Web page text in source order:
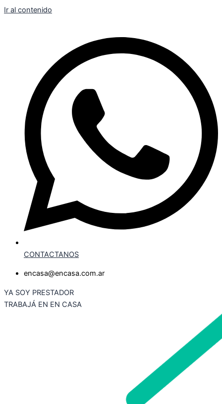
Ir al contenido
CONTACTANOS
encasa@encasa.com.ar
YA SOY PRESTADOR
TRABAJÁ EN EN CASA